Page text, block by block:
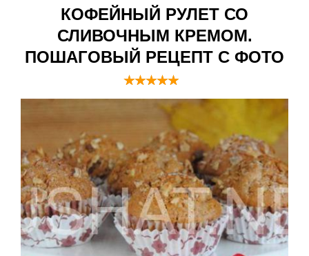
КОФЕЙНЫЙ РУЛЕТ СО
СЛИВОЧНЫМ КРЕМОМ.
ПОШАГОВЫЙ РЕЦЕПТ С ФОТО